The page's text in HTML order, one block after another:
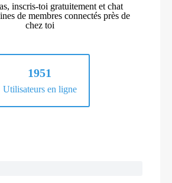
inscris-toi gratuitement et chat
de membres connectés près de
chez toi
1951
Utilisateurs en ligne